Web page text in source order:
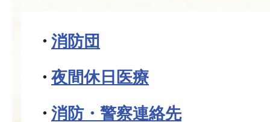
消防団
夜間休日医療
消防・警察連絡先